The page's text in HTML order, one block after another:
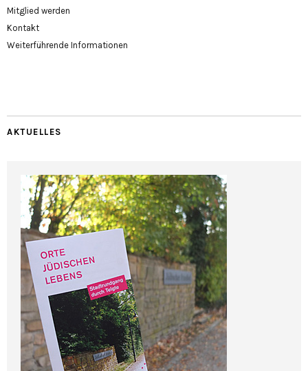
Mitglied werden
Kontakt
Weiterführende Informationen
AKTUELLES